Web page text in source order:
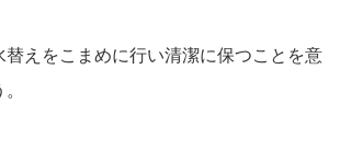
替えをこまめに行い清潔に保つことを意